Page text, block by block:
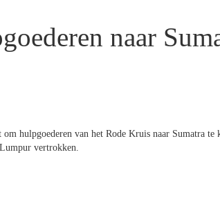
naar
hulpgoederen van het Rode Kruis naar Sumatra
vertrokken.